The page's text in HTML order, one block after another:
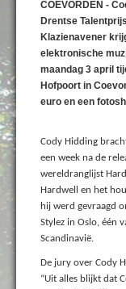
Fotoboek
COEVORDEN -
Drentse
Klazienavener
elektronische
maandag 3 april
Hofpoort in
euro en een
Cody Hidding
een week na de
wereldranglijst
Hardwell en het
hij werd gevraagd
Stylez in Oslo, één
Scandinavië.
De jury over Cody
“Uit alles blijkt dat